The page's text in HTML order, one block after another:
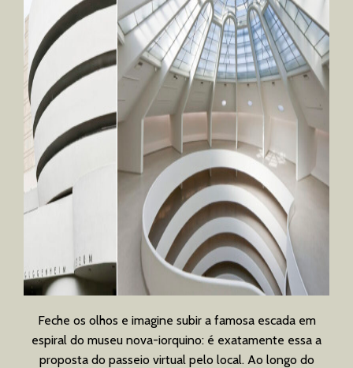
Feche os olhos e imagine subir a famosa escada em
espiral do museu nova-iorquino: é exatamente essa a
proposta do passeio virtual pelo local. Ao longo do